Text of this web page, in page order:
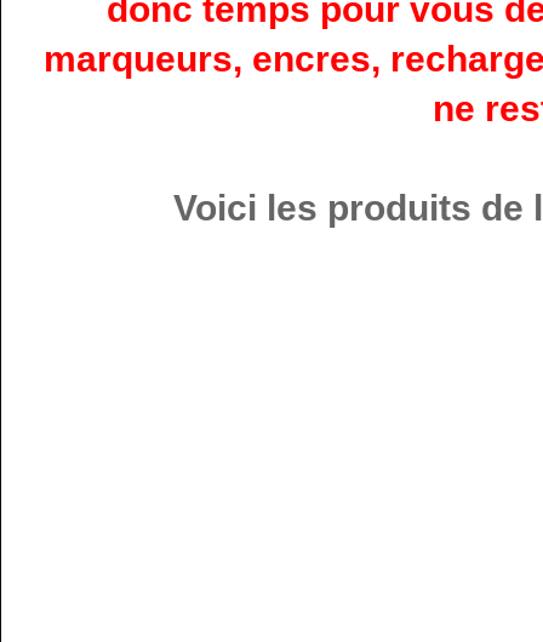
donc temps pour vous
marqueurs, encres,
ne
Voici les produits de